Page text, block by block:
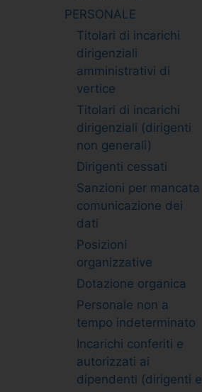
PERSONALE
Titolari di incarichi
dirigenziali
amministrativi di
vertice
Titolari di incarichi
dirigenziali (dirigenti
non generali)
Dirigenti cessati
Sanzioni per mancata
comunicazione dei
dati
Posizioni
organizzative
Dotazione organica
Personale non a
tempo indeterminato
Incarichi conferiti e
autorizzati ai
dipendenti (dirigenti e